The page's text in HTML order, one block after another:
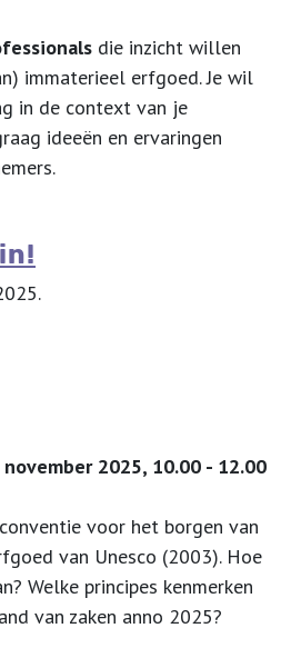
die inzicht willen
immaterieel erfgoed. Je wil
in de context van je
ideeën en ervaringen
2025, 10.00 - 12.00
voor het borgen van
van Unesco (2003). Hoe
Welke principes kenmerken
van zaken anno 2025?